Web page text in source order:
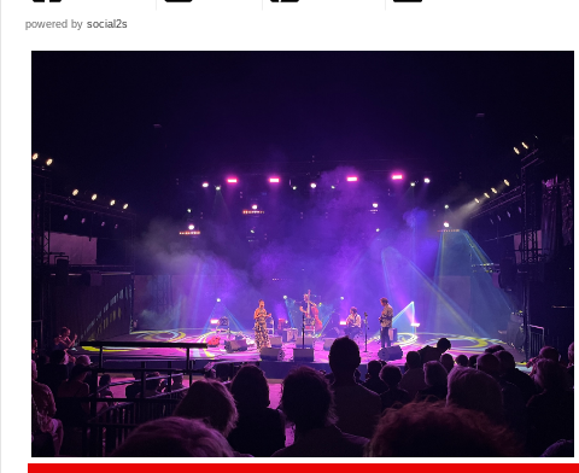
powered by social2s